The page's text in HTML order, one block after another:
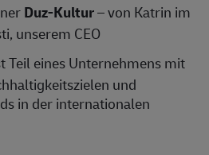
Duz-Kultur– von Katrin im
unserem CEO
Teil eines Unternehmens mit
und
in der internationalen